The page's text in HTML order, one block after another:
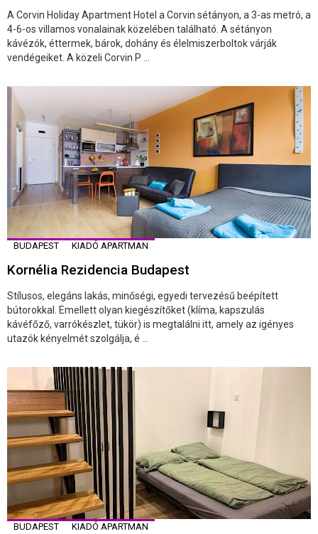
A Corvin Holiday Apartment Hotel a Corvin sétányon, a 3-as metró, a
4-6-os villamos vonalainak közelében található. A sétányon
kávézók, éttermek, bárok, dohány és élelmiszerboltok várják
vendégeiket. A közeli Corvin P ...
BUDAPEST KIADÓ APARTMAN
Kornélia Rezidencia Budapest
Stílusos, elegáns lakás, minőségi, egyedi tervezésű beépített
bútorokkal. Emellett olyan kiegészítőket (klíma, kapszulás
kávéfőző, varrókészlet, tükör) is megtalálni itt, amely az igényes
utazók kényelmét szolgálja, é ...
BUDAPEST KIADÓ APARTMAN